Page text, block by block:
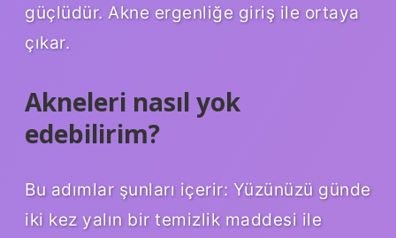
güçlüdür. Akne ergenliğe giriş ile ortaya
çıkar.
Akneleri nasıl yok
edebilirim?
Bu adımlar şunları içerir: Yüzünüzü günde
iki kez yalın bir temizlik maddesi ile